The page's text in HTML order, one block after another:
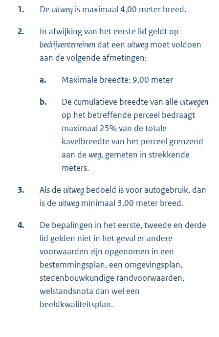
1.
De uitweg is maximaal 4,00 meter breed.
2.
In afwijking van het eerste lid geldt op
bedrijventerreinen dat een uitweg moet voldoen
aan de volgende afmetingen:
a. Maximale breedte: 9,00 meter
b. De cumulatieve breedte van alle uitwegen
op het betreffende perceel bedraagt
maximaal 25% van de totale
kavelbreedte van het perceel grenzend
aan de weg, gemeten in strekkende
meters.
3. Als de uitweg bedoeld is voor autogebruik, dan
is de uitweg minimaal 3,00 meter breed.
4.
De bepalingen in het eerste, tweede en derde
lid gelden niet in het geval er andere
voorwaarden zijn opgenomen in een
bestemmingsplan, een omgevingsplan,
stedenbouwkundige randvoorwaarden,
welstandsnota dan wel een
beeldkwaliteitsplan.